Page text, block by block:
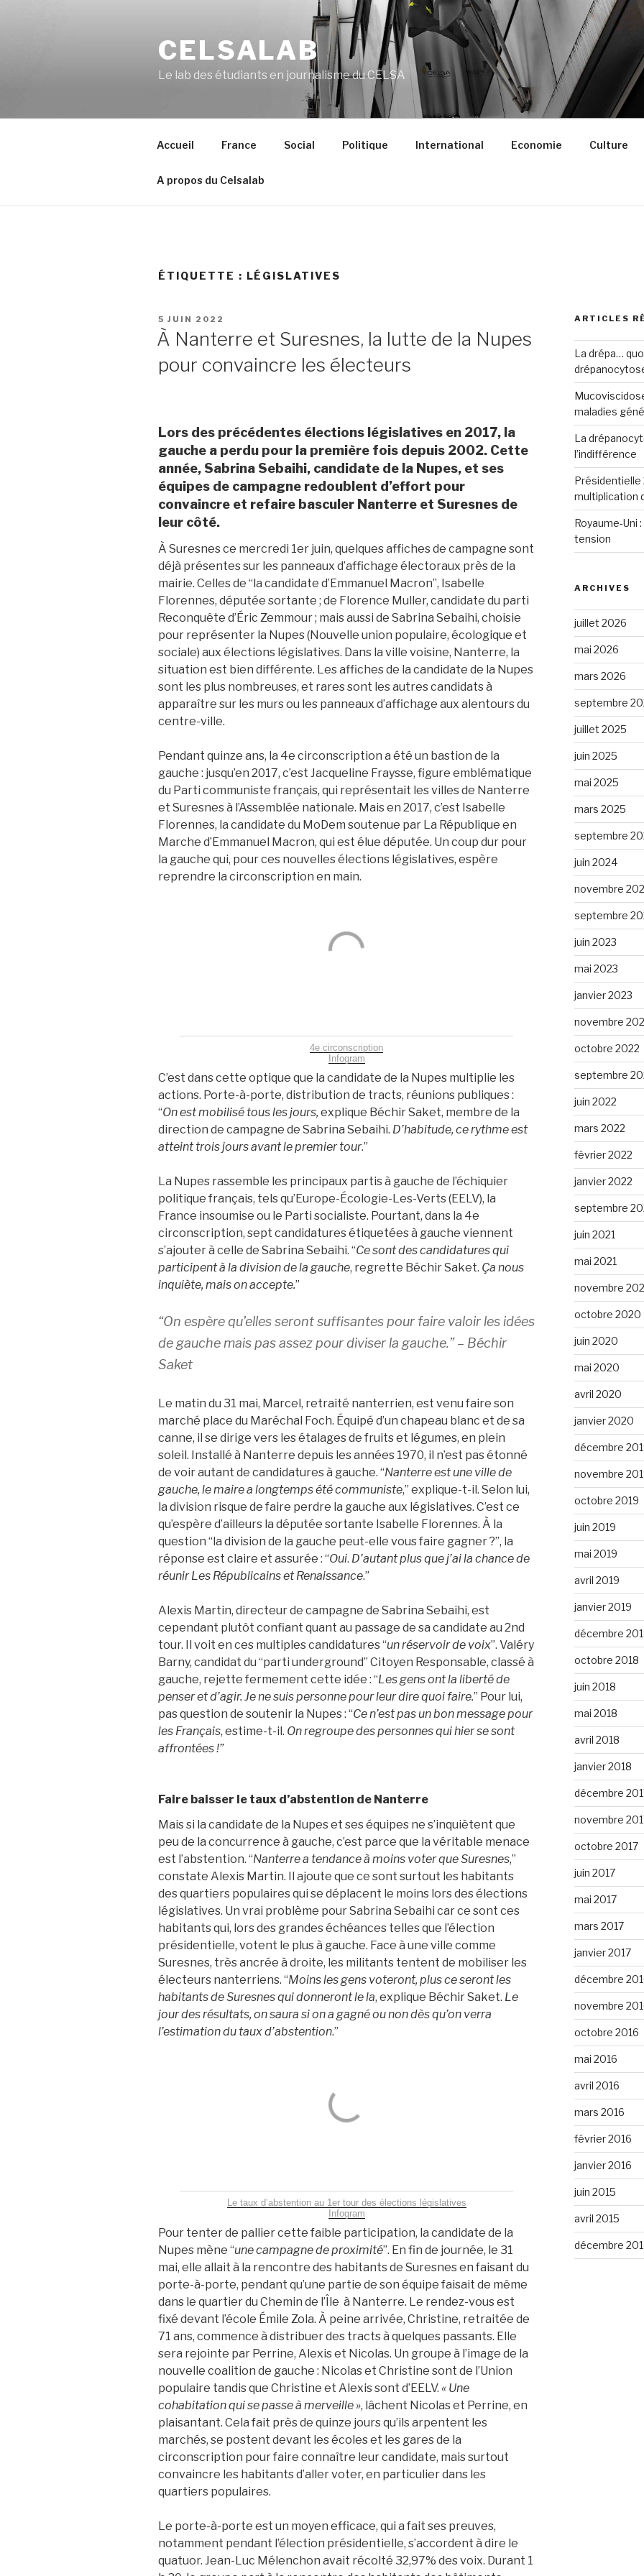
CELSALAB
Le lab des étudiants en journalisme du CELSA
Accueil France Social Politique International Economie Culture
A propos du Celsalab
ÉTIQUETTE : LÉGISLATIVES
PUBLIÉ
LE
5 JUIN 2022
À Nanterre et Suresnes, la lutte de la Nupes
pour convaincre les électeurs
Lors des précédentes élections législatives en 2017, la
gauche a perdu pour la première fois depuis 2002. Cette
année, Sabrina Sebaihi, candidate de la Nupes, et ses
équipes de campagne redoublent d’effort pour
convaincre et refaire basculer Nanterre et Suresnes de
leur côté.
À Suresnes ce mercredi 1er juin, quelques affiches de campagne sont
déjà présentes sur les panneaux d’affichage électoraux près de la
mairie. Celles de “la candidate d’Emmanuel Macron”, Isabelle
Florennes, députée sortante ; de Florence Muller, candidate du parti
Reconquête d’Éric Zemmour ; mais aussi de Sabrina Sebaihi, choisie
pour représenter la Nupes (Nouvelle union populaire, écologique et
sociale) aux élections législatives. Dans la ville voisine, Nanterre, la
situation est bien différente. Les affiches de la candidate de la Nupes
sont les plus nombreuses, et rares sont les autres candidats à
apparaître sur les murs ou les panneaux d’affichage aux alentours du
centre-ville.
Pendant quinze ans, la 4e circonscription a été un bastion de la
gauche : jusqu’en 2017, c’est Jacqueline Fraysse, figure emblématique
du Parti communiste français, qui représentait les villes de Nanterre
et Suresnes à l’Assemblée nationale. Mais en 2017, c’est Isabelle
Florennes, la candidate du MoDem soutenue par La République en
Marche d’Emmanuel Macron, qui est élue députée. Un coup dur pour
la gauche qui, pour ces nouvelles élections législatives, espère
reprendre la circonscription en main.
4e circonscription
Infogram
C’est dans cette optique que la candidate de la Nupes multiplie les
actions. Porte-à-porte, distribution de tracts, réunions publiques :
“On est mobilisé tous les jours, explique Béchir Saket, membre de la
direction de campagne de Sabrina Sebaihi. D’habitude, ce rythme est
atteint trois jours avant le premier tour.”
La Nupes rassemble les principaux partis à gauche de l’échiquier
politique français, tels qu’Europe-Écologie-Les-Verts (EELV), la
France insoumise ou le Parti socialiste. Pourtant, dans la 4e
circonscription, sept candidatures étiquetées à gauche viennent
s’ajouter à celle de Sabrina Sebaihi. “Ce sont des candidatures qui
participent à la division de la gauche, regrette Béchir Saket. Ça nous
inquiète, mais on accepte.”
“On espère qu’elles seront suffisantes pour faire valoir les idées
de gauche mais pas assez pour diviser la gauche.” – Béchir
Saket
Le matin du 31 mai, Marcel, retraité nanterrien, est venu faire son
marché place du Maréchal Foch. Équipé d’un chapeau blanc et de sa
canne, il se dirige vers les étalages de fruits et légumes, en plein
soleil. Installé à Nanterre depuis les années 1970, il n’est pas étonné
de voir autant de candidatures à gauche. “Nanterre est une ville de
gauche, le maire a longtemps été communiste,” explique-t-il. Selon lui,
la division risque de faire perdre la gauche aux législatives. C’est ce
qu’espère d’ailleurs la députée sortante Isabelle Florennes. À la
question “la division de la gauche peut-elle vous faire gagner ?”, la
réponse est claire et assurée : “Oui. D’autant plus que j’ai la chance de
réunir Les Républicains et Renaissance.”
Alexis Martin, directeur de campagne de Sabrina Sebaihi, est
cependant plutôt confiant quant au passage de sa candidate au 2nd
tour. Il voit en ces multiples candidatures “un réservoir de voix”. Valéry
Barny, candidat du “parti underground” Citoyen Responsable, classé à
gauche, rejette fermement cette idée : “Les gens ont la liberté de
penser et d’agir. Je ne suis personne pour leur dire quoi faire.” Pour lui,
pas question de soutenir la Nupes : “Ce n’est pas un bon message pour
les Français, estime-t-il. On regroupe des personnes qui hier se sont
affrontées !”
Faire baisser le taux d’abstention de Nanterre
Mais si la candidate de la Nupes et ses équipes ne s’inquiètent que
peu de la concurrence à gauche, c’est parce que la véritable menace
est l’abstention. “Nanterre a tendance à moins voter que Suresnes,”
constate Alexis Martin. Il ajoute que ce sont surtout les habitants
des quartiers populaires qui se déplacent le moins lors des élections
législatives. Un vrai problème pour Sabrina Sebaihi car ce sont ces
habitants qui, lors des grandes échéances telles que l’élection
présidentielle, votent le plus à gauche. Face à une ville comme
Suresnes, très ancrée à droite, les militants tentent de mobiliser les
électeurs nanterriens. “Moins les gens voteront, plus ce seront les
habitants de Suresnes qui donneront le la, explique Béchir Saket. Le
jour des résultats, on saura si on a gagné ou non dès qu’on verra
l’estimation du taux d’abstention.”
Le taux d’abstention au 1er tour des élections législatives
Infogram
Pour tenter de pallier cette faible participation, la candidate de la
Nupes mène “une campagne de proximité”. En fin de journée, le 31
mai, elle allait à la rencontre des habitants de Suresnes en faisant du
porte-à-porte, pendant qu’une partie de son équipe faisait de même
dans le quartier du Chemin de l’Île à Nanterre. Le rendez-vous est
fixé devant l’école Émile Zola. À peine arrivée, Christine, retraitée de
71 ans, commence à distribuer des tracts à quelques passants. Elle
sera rejointe par Perrine, Alexis et Nicolas. Un groupe à l’image de la
nouvelle coalition de gauche : Nicolas et Christine sont de l’Union
populaire tandis que Christine et Alexis sont d’EELV. « Une
cohabitation qui se passe à merveille », lâchent Nicolas et Perrine, en
plaisantant. Cela fait près de quinze jours qu’ils arpentent les
marchés, se postent devant les écoles et les gares de la
circonscription pour faire connaître leur candidate, mais surtout
convaincre les habitants d’aller voter, en particulier dans les
quartiers populaires.
Le porte-à-porte est un moyen efficace, qui a fait ses preuves,
notamment pendant l’élection présidentielle, s’accordent à dire le
quatuor. Jean-Luc Mélenchon avait récolté 32,97% des voix. Durant 1
ARTICLES
La drépa…
maladies
La
l’indifférence
Présidentielle
multiplication
Royaume-Uni
tension
ARCHIVES
juillet 2026
mai 2026
mars 2026
septembre
juillet 2025
juin 2025
mai 2025
mars 2025
septembre
juin 2024
novembre
septembre
juin 2023
mai 2023
janvier 2023
novembre
octobre 2022
septembre
juin 2022
mars 2022
février 2022
janvier 2022
septembre
juin 2021
mai 2021
novembre
octobre 2020
juin 2020
mai 2020
avril 2020
janvier 2020
décembre
novembre
octobre 2019
juin 2019
mai 2019
avril 2019
janvier 2019
décembre
octobre 2018
juin 2018
mai 2018
avril 2018
janvier 2018
décembre
novembre
octobre 2017
juin 2017
mai 2017
mars 2017
janvier 2017
décembre
novembre
octobre 2016
mai 2016
avril 2016
mars 2016
février 2016
janvier 2016
juin 2015
avril 2015
décembre